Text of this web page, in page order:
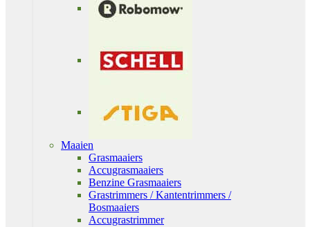
Maaien
Grasmaaiers
Accugrasmaaiers
Benzine Grasmaaiers
Grastrimmers / Kantentrimmers /
Bosmaaiers
Accugrastrimmer